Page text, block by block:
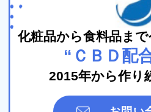
化粧品から食料品ま
“ＣＢＤ配
2015年から作り